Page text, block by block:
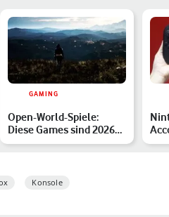
GAMING
Open-World-Spiele:
Diese Games sind 2026
besonders
Konsole